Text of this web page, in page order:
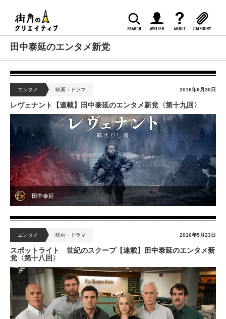
田中泰延のエンタメ新党
エンタメ 映画・ドラマ 2016年6月30日
レヴェナント【連載】田中泰延のエンタメ新党〈第十九回〉
田中泰延
エンタメ 映画・ドラマ 2016年5月23日
スポットライト 世紀のスクープ【連載】田中泰延のエンタメ新
党〈第十八回〉